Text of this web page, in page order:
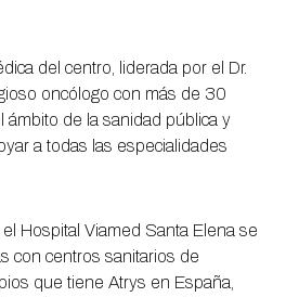
del centro, liderada por el Dr.
oncólogo con más de 30
ámbito de la sanidad pública y
a todas las especialidades
Hospital Viamed Santa Elena se
con centros sanitarios de
que tiene Atrys en España,